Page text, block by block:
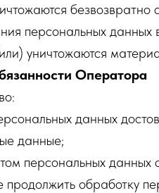
персональных
уничтожаются
Оператора
данных
данные;
персональных
обработку